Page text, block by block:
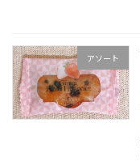
アソート